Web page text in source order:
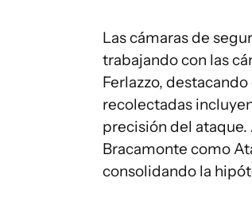
Las cámaras de
trabajando con las
Ferlazzo,
recolectadas
precisión del
Bracamonte como
consolidando la